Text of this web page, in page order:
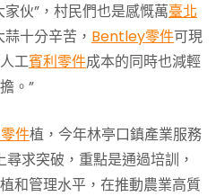
家伙”，村民們也是感慨萬臺北
十分辛苦， Bentley零件可現
工賓利零件成本的同時也減輕
。”
件植，今年林亭口鎮產業服務
尋求突破，重點是通過培訓，
和管理水平，在推動農業高質